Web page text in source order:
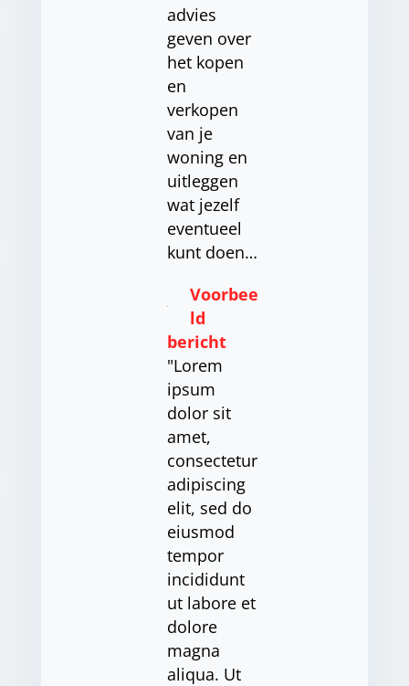
advies
geven over
het kopen
en
verkopen
van je
woning en
uitleggen
wat jezelf
eventueel
kunt doen…
Voorbee
ld
bericht
"Lorem
ipsum
dolor sit
amet,
consectetur
adipiscing
elit, sed do
eiusmod
tempor
incididunt
ut labore et
dolore
magna
aliqua. Ut